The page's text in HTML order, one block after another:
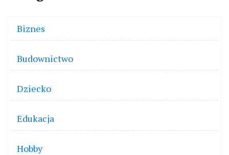
Biznes
Budownictwo
Dziecko
Edukacja
Hobby